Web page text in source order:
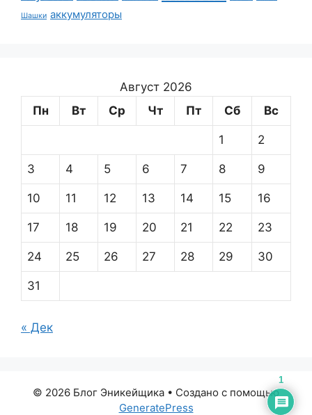
Шашки аккумуляторы
Август 2026
Пн
Вт Ср Чт Пт Сб Вс
1 2
3 4 5 6 7 8 9
10 11 12 13 14 15 16
17 18 19 20 21 22 23
24 25 26 27 28 29 30
31
« Дек
© 2026 Блог Эникейщика • Создано с помощью
GeneratePress
1